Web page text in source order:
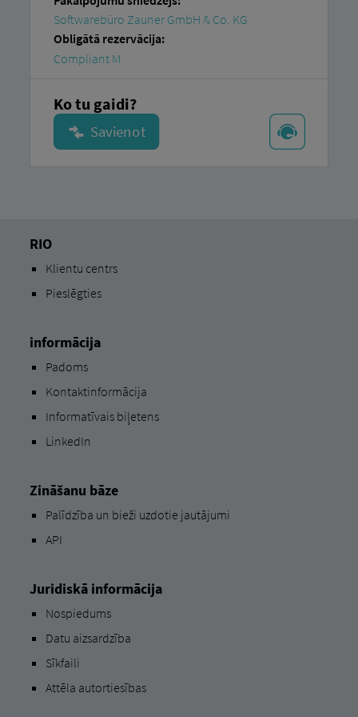
Softwarebüro Zauner GmbH & Co. KG
Obligātā rezervācija:
Compliant M
Ko tu gaidi?
RIO
Klientu centrs
Pieslēgties
informācija
Padoms
Kontaktinformācija
Informatīvais biļetens
LinkedIn
Zināšanu bāze
Palīdzība un bieži uzdotie jautājumi
API
Juridiskā informācija
Nospiedums
Datu aizsardzība
Sīkfaili
Attēla autortiesības